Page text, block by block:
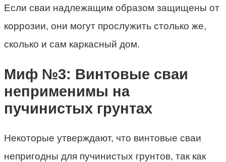
Если сваи надлежащим образом защищены от
коррозии, они могут прослужить столько же,
сколько и сам каркасный дом.
Миф №3: Винтовые сваи
неприменимы на
пучинистых грунтах
Некоторые утверждают, что винтовые сваи
непригодны для пучинистых грунтов, так как